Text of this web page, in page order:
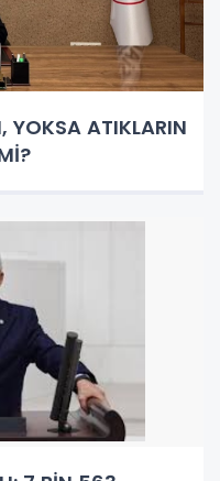
YOKSA ATIKLARIN